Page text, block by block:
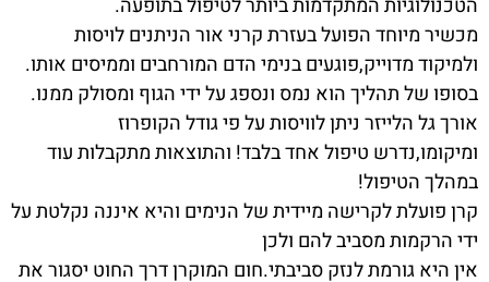
הטכנולוגיות המתקדמות ביותר לטיפול בתופעה.
מכשיר מיוחד הפועל בעזרת קרני אור הניתנים לויסות
ולמיקוד מדוייק,פוגעים בנימי הדם המורחבים וממיסים אותו.
בסופו של תהליך הוא נמס ונספג על ידי הגוף ומסולק ממנו.
אורך גל הלייזר ניתן לוויסות על פי גודל הקופרוז
ומיקומו,נדרש טיפול אחד בלבד! והתוצאות מתקבלות עוד
במהלך הטיפול!
קרן פועלת לקרישה מיידית של הנימים והיא איננה נקלטת על
ידי הרקמות מסביב להם ולכן
אין היא גורמת לנזק סביבתי.חום המוקרן דרך החוט יסגור את